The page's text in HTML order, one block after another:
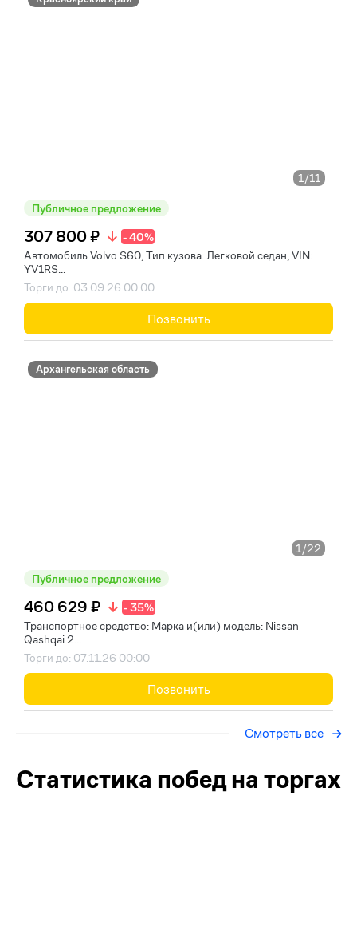
1/11
Публичное предложение
307 800 ₽
- 40%
Автомобиль Volvo S60, Тип кузова: Легковой седан, VIN:
YV1RS...
Торги до: 03.09.26 00:00
Позвонить
Архангельская область
1/22
Публичное предложение
460 629 ₽
- 35%
Транспортное средство: Марка и(или) модель: Nissan
Qashqai 2...
Торги до: 07.11.26 00:00
Позвонить
Смотреть все
Статистика побед на торгах